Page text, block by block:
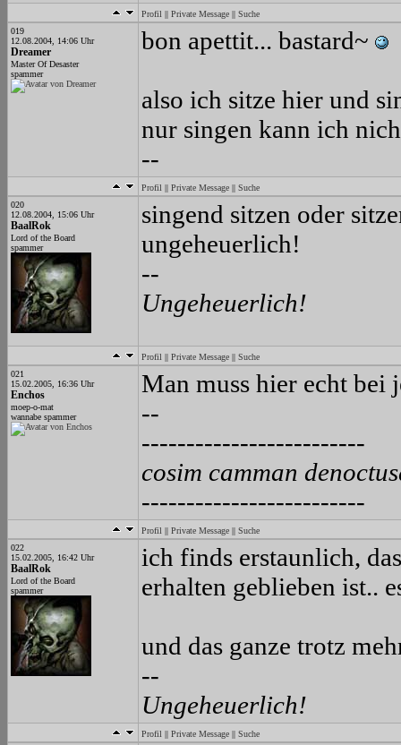
Profil || Private Message || Suche
019
12.08.2004, 14:06 Uhr
Dreamer
Master Of Desaster
spammer
bon apettit... bastard~
also ich sitze hier und
nur singen kann ich
--
Profil || Private Message || Suche
020
12.08.2004, 15:06 Uhr
BaalRok
Lord of the Board
spammer
singend sitzen oder
ungeheuerlich!
--
Ungeheuerlich!
Profil || Private Message || Suche
021
15.02.2005, 16:36 Uhr
Enchos
moep-o-mat
wannabe spammer
Man muss hier echt bei
--
-------------------------
cosim camman
-------------------------
Profil || Private Message || Suche
022
15.02.2005, 16:42 Uhr
BaalRok
Lord of the Board
spammer
ich finds erstaunlich,
erhalten geblieben ist..
und das ganze trotz
--
Ungeheuerlich!
Profil || Private Message || Suche